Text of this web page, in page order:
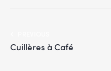
Cuillères à Café